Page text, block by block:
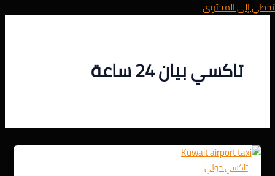
تخطي إلى المحتوى
تاكسي بيان 24 ساعة
تاكسي حولي